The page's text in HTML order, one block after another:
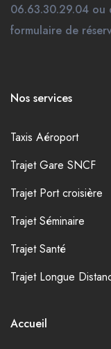
06.63.30.29.04 ou
formulaire de
Nos services
Taxis Aéroport
Trajet Gare SNCF
Trajet Port croisière
Trajet Séminaire
Trajet Santé
Trajet Longue
Accueil